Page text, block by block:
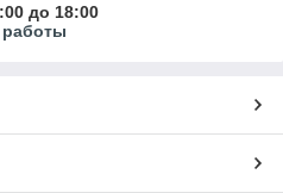
до 18:00
работы